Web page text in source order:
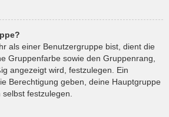
als einer Benutzergruppe bist, dient die
Gruppenfarbe sowie den Gruppenrang,
angezeigt wird, festzulegen. Ein
Berechtigung geben, deine Hauptgruppe
festzulegen.